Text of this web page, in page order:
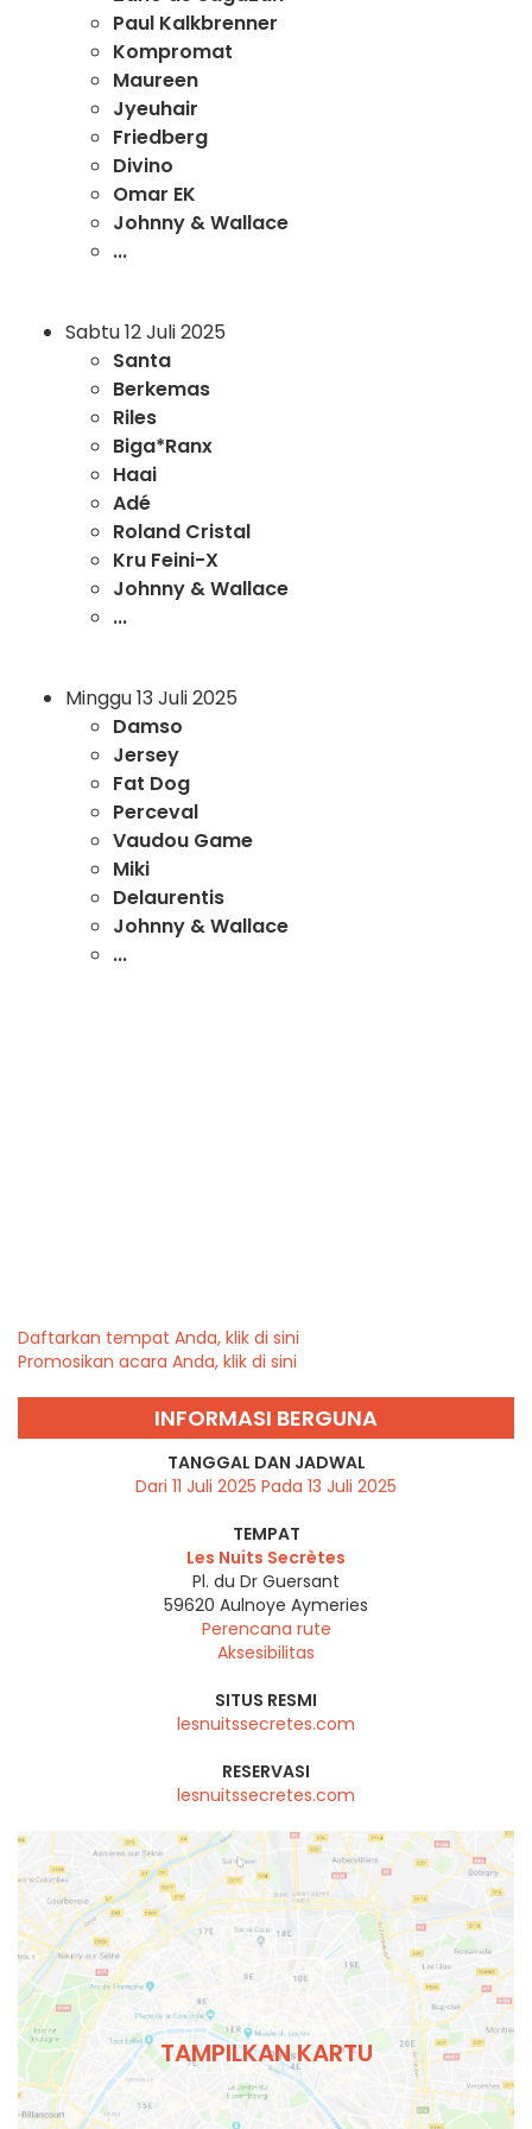
Paul Kalkbrenner
Kompromat
Maureen
Jyeuhair
Friedberg
Divino
Omar EK
Johnny & Wallace
...
Sabtu 12 Juli 2025
Santa
Berkemas
Riles
Biga*Ranx
Haai
Adé
Roland Cristal
Kru Feini-X
Johnny & Wallace
...
Minggu 13 Juli 2025
Damso
Jersey
Fat Dog
Perceval
Vaudou Game
Miki
Delaurentis
Johnny & Wallace
...
Daftarkan tempat Anda, klik di sini
Promosikan acara Anda, klik di sini
INFORMASI BERGUNA
TANGGAL DAN JADWAL
Dari 11 Juli 2025 Pada 13 Juli 2025
TEMPAT
Les Nuits Secrètes
Pl. du Dr Guersant
59620 Aulnoye Aymeries
Perencana rute
Aksesibilitas
SITUS RESMI
lesnuitssecretes.com
RESERVASI
lesnuitssecretes.com
TAMPILKAN KARTU